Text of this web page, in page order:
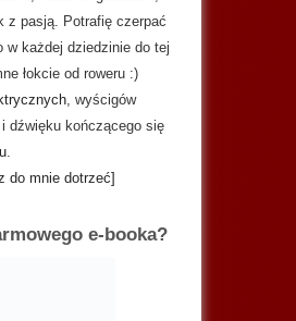
z pasją. Potrafię czerpać
w każdej dziedzinie do tej
łokcie od roweru :)
, wyścigów
dźwięku kończącego się
.
do mnie dotrzeć]
e-booka?